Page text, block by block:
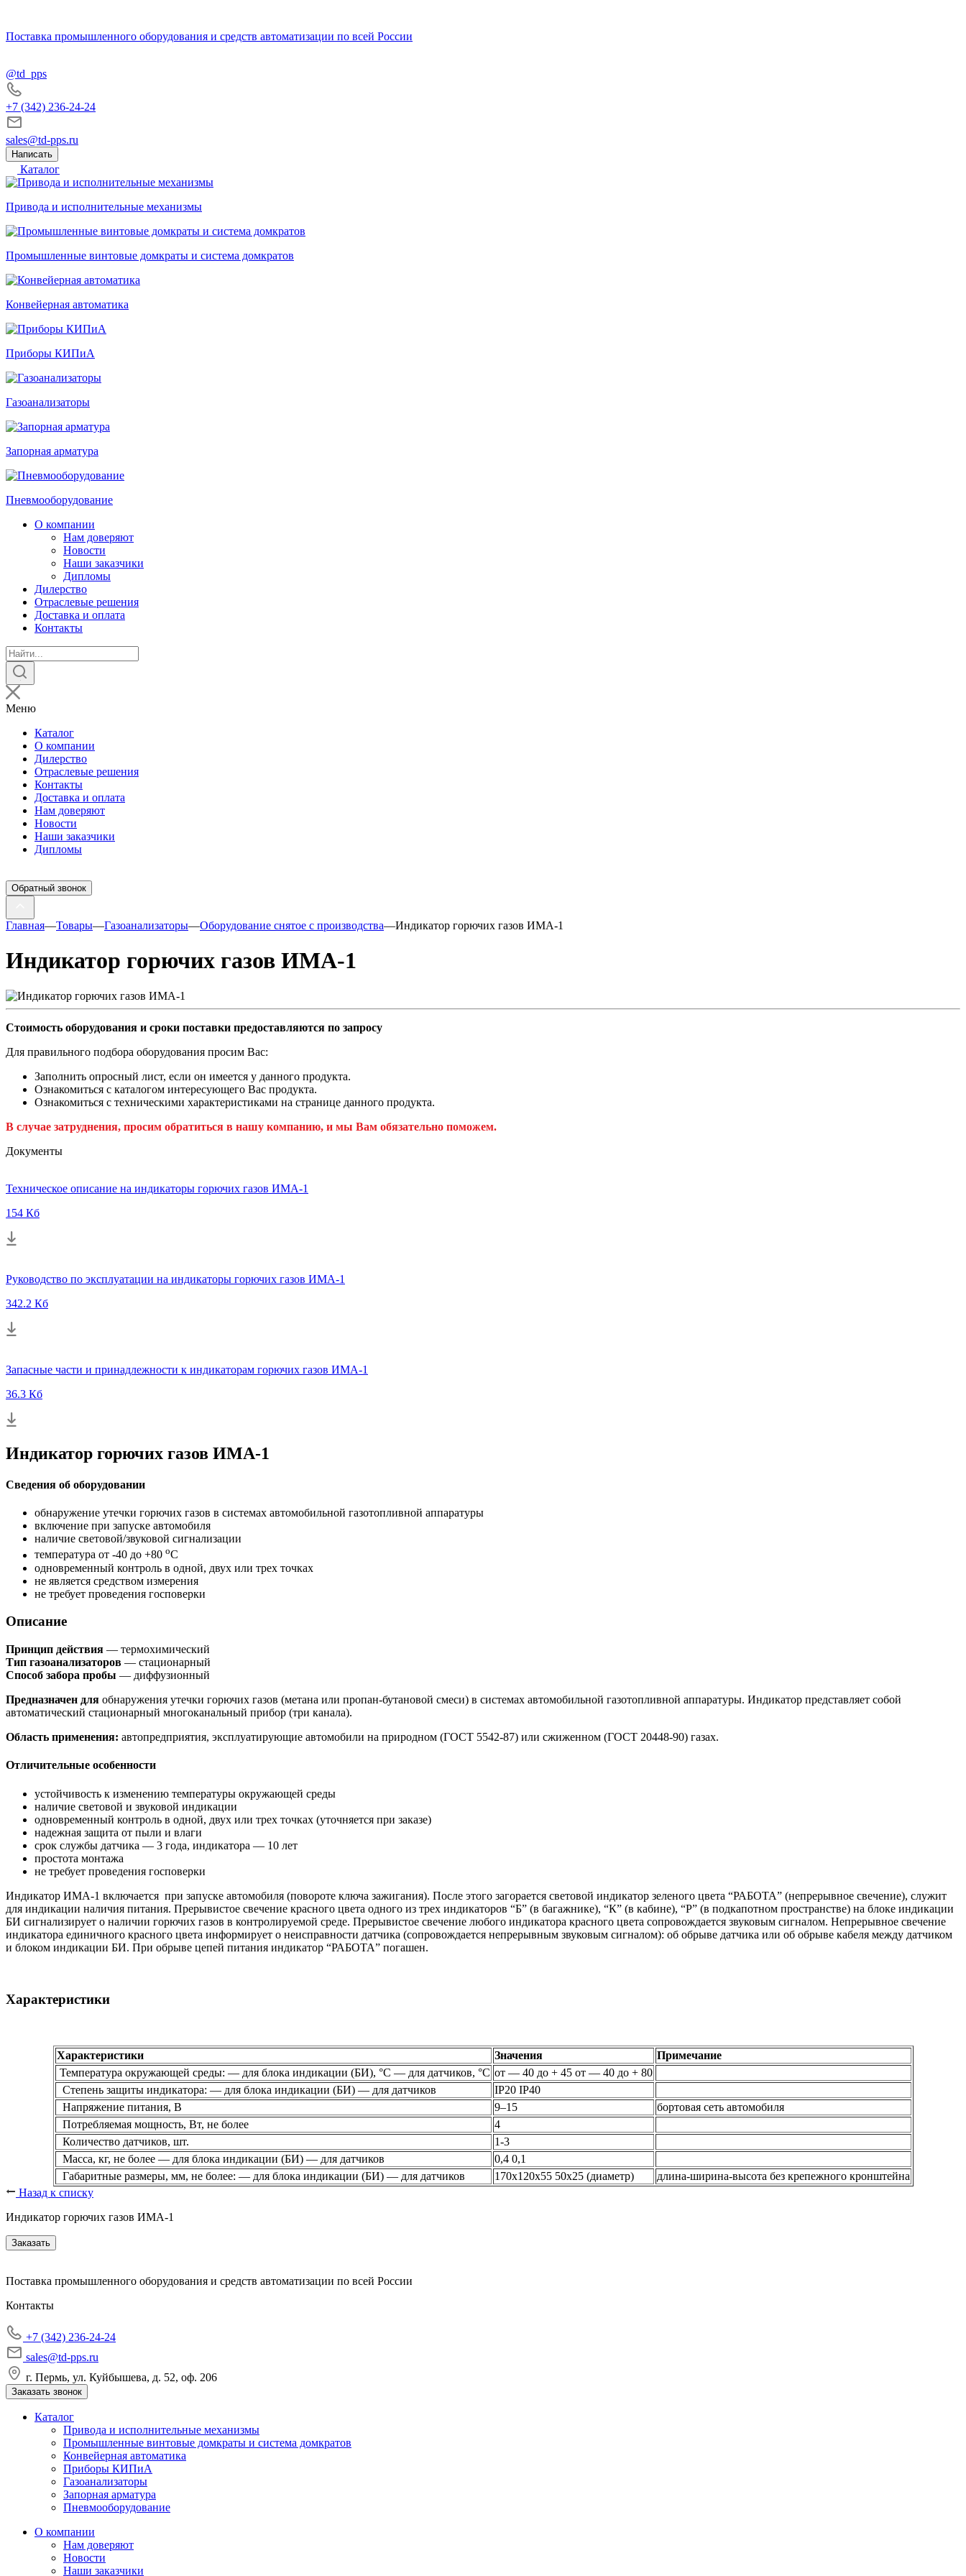
Поставка промышленного оборудования и средств автоматизации по всей России
@td_pps
+7 (342) 236-24-24
sales@td-pps.ru
Написать
Каталог
Привода и исполнительные механизмы
Промышленные винтовые домкраты и система домкратов
Конвейерная автоматика
Приборы КИПиА
Газоанализаторы
Запорная арматура
Пневмооборудование
О компании
Нам доверяют
Новости
Наши заказчики
Дипломы
Дилерство
Отраслевые решения
Доставка и оплата
Контакты
Поиск
товаров
Меню
Каталог
О компании
Дилерство
Отраслевые решения
Контакты
Доставка и оплата
Нам доверяют
Новости
Наши заказчики
Дипломы
Обратный звонок
Главная—Товары—Газоанализаторы—Оборудование снятое с производства—Индикатор горючих газов ИМА-1
Индикатор горючих газов ИМА-1
Стоимость оборудования и сроки поставки предоставляются по запросу
Для правильного подбора оборудования просим Вас:
Заполнить опросный лист, если он имеется у данного продукта.
Ознакомиться с каталогом интересующего Вас продукта.
Ознакомиться с техническими характеристиками на странице данного продукта.
В случае затруднения, просим обратиться в нашу компанию, и мы Вам обязательно поможем.
Документы
Техническое описание на индикаторы горючих газов ИМА-1
154 Кб
Руководство по эксплуатации на индикаторы горючих газов ИМА-1
342.2 Кб
Запасные части и принадлежности к индикаторам горючих газов ИМА-1
36.3 Кб
Индикатор горючих газов ИМА-1
Сведения об оборудовании
обнаружение утечки горючих газов в системах автомобильной газотопливной аппаратуры
включение при запуске автомобиля
наличие световой/звуковой сигнализации
температура от -40 до +80 оС
одновременный контроль в одной, двух или трех точках
не является средством измерения
не требует проведения госповерки
Описание
Принцип действия — термохимический
Тип газоанализаторов — стационарный
Способ забора пробы — диффузионный
Предназначен для обнаружения утечки горючих газов (метана или пропан-бутановой смеси) в системах автомобильной газотопливной аппаратуры. Индикатор представляет собой
автоматический стационарный многоканальный прибор (три канала).
Область применения: автопредприятия, эксплуатирующие автомобили на природном (ГОСТ 5542-87) или сжиженном (ГОСТ 20448-90) газах.
Отличительные особенности
устойчивость к изменению температуры окружающей среды
наличие световой и звуковой индикации
одновременный контроль в одной, двух или трех точках (уточняется при заказе)
надежная защита от пыли и влаги
срок службы датчика — 3 года, индикатора — 10 лет
простота монтажа
не требует проведения госповерки
Индикатор ИМА-1 включается при запуске автомобиля (повороте ключа зажигания). После этого загорается световой индикатор зеленого цвета “РАБОТА” (непрерывное свечение), служит
для индикации наличия питания. Прерывистое свечение красного цвета одного из трех индикаторов “Б” (в багажнике), “К” (в кабине), “Р” (в подкапотном пространстве) на блоке индикации
БИ сигнализирует о наличии горючих газов в контролируемой среде. Прерывистое свечение любого индикатора красного цвета сопровождается звуковым сигналом. Непрерывное свечение
индикатора единичного красного цвета информирует о неисправности датчика (сопровождается непрерывным звуковым сигналом): об обрыве датчика или об обрыве кабеля между датчиком
и блоком индикации БИ. При обрыве цепей питания индикатор “РАБОТА” погашен.
Характеристики
Характеристики Значения
Примечание
Температура окружающей среды: — для блока индикации (БИ), °С — для датчиков, °С от — 40 до + 45 от — 40 до + 80
Степень защиты индикатора: — для блока индикации (БИ) — для датчиков
IP20 IP40
Напряжение питания, В
9–15
бортовая сеть автомобиля
Потребляемая мощность, Вт, не более
4
Количество датчиков, шт.
1-3
Масса, кг, не более — для блока индикации (БИ) — для датчиков
0,4 0,1
Габаритные размеры, мм, не более: — для блока индикации (БИ) — для датчиков
170х120х55 50х25 (диаметр)
длина-ширина-высота без крепежного кронштейна
Назад к списку
Индикатор горючих газов ИМА-1
Заказать
Поставка промышленного оборудования и средств автоматизации по всей России
Контакты
+7 (342) 236-24-24
sales@td-pps.ru
г. Пермь, ул. Куйбышева, д. 52, оф. 206
Заказать звонок
Каталог
Привода и исполнительные механизмы
Промышленные винтовые домкраты и система домкратов
Конвейерная автоматика
Приборы КИПиА
Газоанализаторы
Запорная арматура
Пневмооборудование
О компании
Нам доверяют
Новости
Наши заказчики